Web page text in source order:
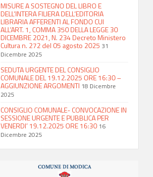
MISURE A SOSTEGNO DEL LIBRO E
DELL’INTERA FILIERA DELL’EDITORIA
LIBRARIA AFFERENTI AL FONDO CUI
ALL’ART. 1, COMMA 350 DELLA LEGGE 30
DICEMBRE 2021, N. 234 Decreto Ministero
Cultura n. 272 del 05 agosto 2025 31
Dicembre 2025
SEDUTA URGENTE DEL CONSIGLIO
COMUNALE DEL 19.12.2025 ORE 16:30 –
AGGIUNZIONE ARGOMENTI 18 Dicembre
2025
CONSIGLIO COMUNALE- CONVOCAZIONE IN
SESSIONE URGENTE E PUBBLICA PER
VENERDI’ 19.12.2025 ORE 16:30 16
Dicembre 2025